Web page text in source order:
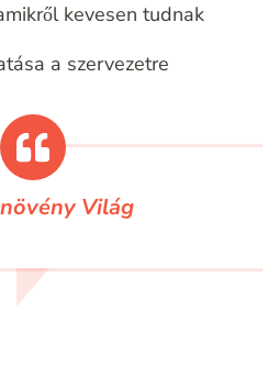
kevesen tudnak
a szervezetre
Világ